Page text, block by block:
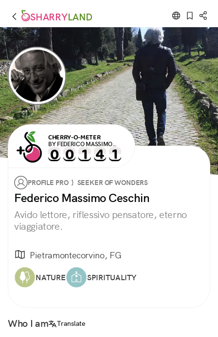
SHARRYLAND
CHERRY-O-METER
BY FEDERICO MASSIMO
CESCHIN
PROFILE PRO } SEEKER OF WONDERS
Federico Massimo Ceschin
Avido lettore, riflessivo pensatore, eterno
viaggiatore.
Pietramontecorvino, FG
NATURE SPIRITUALITY
Who I am Translate